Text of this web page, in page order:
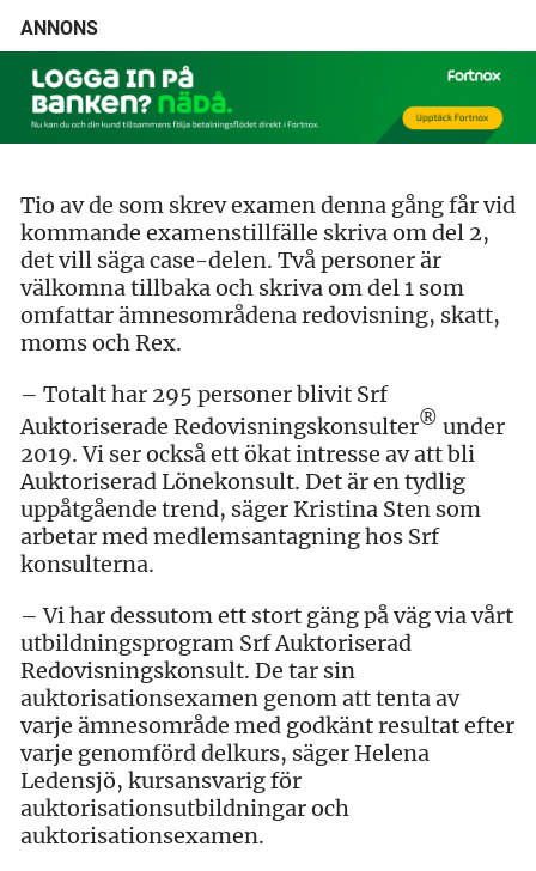
ANNONS
Tio av de som skrev examen denna gång får vid
kommande examenstillfälle skriva om del 2,
det vill säga case-delen. Två personer är
välkomna tillbaka och skriva om del 1 som
omfattar ämnesområdena redovisning, skatt,
moms och Rex.
– Totalt har 295 personer blivit Srf
Auktoriserade Redovisningskonsulter® under
2019. Vi ser också ett ökat intresse av att bli
Auktoriserad Lönekonsult. Det är en tydlig
uppåtgående trend, säger Kristina Sten som
arbetar med medlemsantagning hos Srf
konsulterna.
– Vi har dessutom ett stort gäng på väg via vårt
utbildningsprogram Srf Auktoriserad
Redovisningskonsult. De tar sin
auktorisationsexamen genom att tenta av
varje ämnesområde med godkänt resultat efter
varje genomförd delkurs, säger Helena
Ledensjö, kursansvarig för
auktorisationsutbildningar och
auktorisationsexamen.